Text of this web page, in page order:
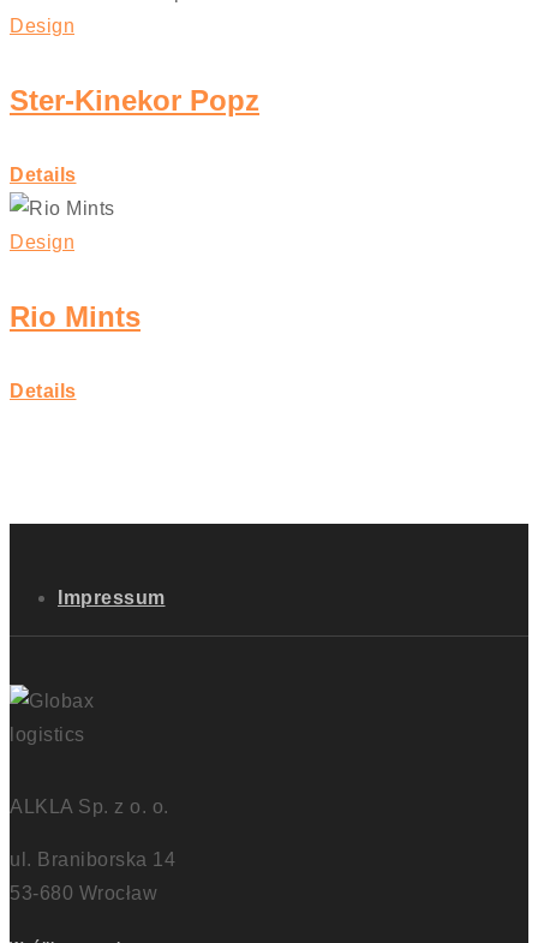
Design
Ster-Kinekor Popz
Details
Design
Rio Mints
Details
Impressum
ALKLA Sp. z o. o.
ul. Braniborska 14
53-680 Wrocław